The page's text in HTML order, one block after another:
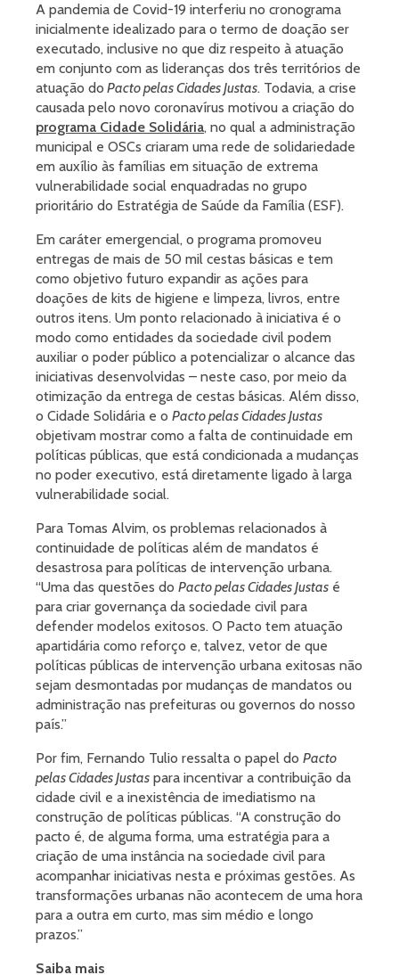
A pandemia de Covid-19 interferiu no cronograma
inicialmente idealizado para o termo de doação ser
executado, inclusive no que diz respeito à atuação
em conjunto com as lideranças dos três territórios de
atuação do Pacto pelas Cidades Justas. Todavia, a crise
causada pelo novo coronavírus motivou a criação do
programa Cidade Solidária, no qual a administração
municipal e OSCs criaram uma rede de solidariedade
em auxílio às famílias em situação de extrema
vulnerabilidade social enquadradas no grupo
prioritário do Estratégia de Saúde da Família (ESF).
Em caráter emergencial, o programa promoveu
entregas de mais de 50 mil cestas básicas e tem
como objetivo futuro expandir as ações para
doações de kits de higiene e limpeza, livros, entre
outros itens. Um ponto relacionado à iniciativa é o
modo como entidades da sociedade civil podem
auxiliar o poder público a potencializar o alcance das
iniciativas desenvolvidas – neste caso, por meio da
otimização da entrega de cestas básicas. Além disso,
o Cidade Solidária e o Pacto pelas Cidades Justas
objetivam mostrar como a falta de continuidade em
políticas públicas, que está condicionada a mudanças
no poder executivo, está diretamente ligado à larga
vulnerabilidade social.
Para Tomas Alvim, os problemas relacionados à
continuidade de políticas além de mandatos é
desastrosa para políticas de intervenção urbana.
“Uma das questões do Pacto pelas Cidades Justas é
para criar governança da sociedade civil para
defender modelos exitosos. O Pacto tem atuação
apartidária como reforço e, talvez, vetor de que
políticas públicas de intervenção urbana exitosas não
sejam desmontadas por mudanças de mandatos ou
administração nas prefeituras ou governos do nosso
país.”
Por fim, Fernando Tulio ressalta o papel do Pacto
pelas Cidades Justas para incentivar a contribuição da
cidade civil e a inexistência de imediatismo na
construção de políticas públicas. “A construção do
pacto é, de alguma forma, uma estratégia para a
criação de uma instância na sociedade civil para
acompanhar iniciativas nesta e próximas gestões. As
transformações urbanas não acontecem de uma hora
para a outra em curto, mas sim médio e longo
prazos.”
Saiba mais